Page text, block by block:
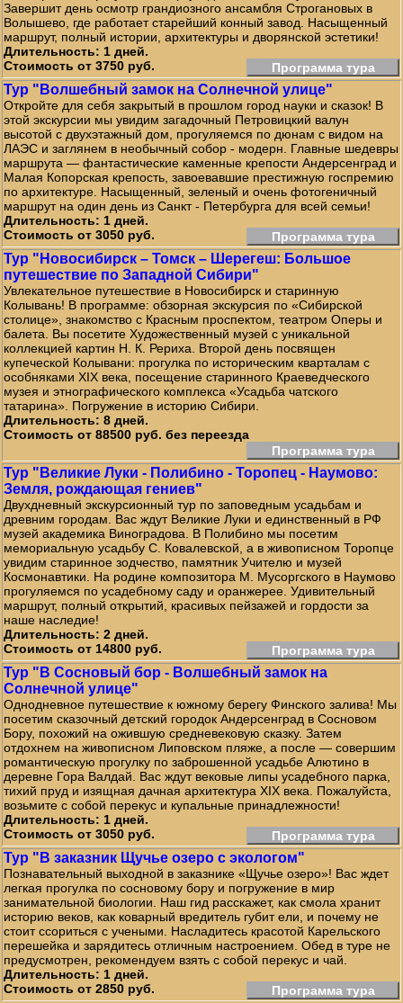
Завершит день осмотр грандиозного ансамбля Строгановых в
Волышево, где работает старейший конный завод. Насыщенный
маршрут, полный истории, архитектуры и дворянской эстетики!
Длительность: 1 дней.
Стоимость от 3750 руб.
Программа тура
Тур "Волшебный замок на Солнечной улице"
Откройте для себя закрытый в прошлом город науки и сказок! В
этой экскурсии мы увидим загадочный Петровицкий валун
высотой с двухэтажный дом, прогуляемся по дюнам с видом на
ЛАЭС и заглянем в необычный собор - модерн. Главные шедевры
маршрута — фантастические каменные крепости Андерсенград и
Малая Копорская крепость, завоевавшие престижную госпремию
по архитектуре. Насыщенный, зеленый и очень фотогеничный
маршрут на один день из Санкт - Петербурга для всей семьи!
Длительность: 1 дней.
Стоимость от 3050 руб.
Программа тура
Тур "Новосибирск – Томск – Шерегеш: Большое
путешествие по Западной Сибири"
Увлекательное путешествие в Новосибирск и старинную
Колывань! В программе: обзорная экскурсия по «Сибирской
столице», знакомство с Красным проспектом, театром Оперы и
балета. Вы посетите Художественный музей с уникальной
коллекцией картин Н. К. Рериха. Второй день посвящен
купеческой Колывани: прогулка по историческим кварталам с
особняками XIX века, посещение старинного Краеведческого
музея и этнографического комплекса «Усадьба чатского
татарина». Погружение в историю Сибири.
Длительность: 8 дней.
Стоимость от 88500 руб. без переезда
Программа тура
Тур "Великие Луки - Полибино - Торопец - Наумово:
Земля, рождающая гениев"
Двухдневный экскурсионный тур по заповедным усадьбам и
древним городам. Вас ждут Великие Луки и единственный в РФ
музей академика Виноградова. В Полибино мы посетим
мемориальную усадьбу С. Ковалевской, а в живописном Торопце
увидим старинное зодчество, памятник Учителю и музей
Космонавтики. На родине композитора М. Мусоргского в Наумово
прогуляемся по усадебному саду и оранжерее. Удивительный
маршрут, полный открытий, красивых пейзажей и гордости за
наше наследие!
Длительность: 2 дней.
Стоимость от 14800 руб.
Программа тура
Тур "В Сосновый бор - Волшебный замок на
Солнечной улице"
Однодневное путешествие к южному берегу Финского залива! Мы
посетим сказочный детский городок Андерсенград в Сосновом
Бору, похожий на ожившую средневековую сказку. Затем
отдохнем на живописном Липовском пляже, а после — совершим
романтическую прогулку по заброшенной усадьбе Алютино в
деревне Гора Валдай. Вас ждут вековые липы усадебного парка,
тихий пруд и изящная дачная архитектура XIX века. Пожалуйста,
возьмите с собой перекус и купальные принадлежности!
Длительность: 1 дней.
Стоимость от 3050 руб.
Программа тура
Тур "В заказник Щучье озеро с экологом"
Познавательный выходной в заказнике «Щучье озеро»! Вас ждет
легкая прогулка по сосновому бору и погружение в мир
занимательной биологии. Наш гид расскажет, как смола хранит
историю веков, как коварный вредитель губит ели, и почему не
стоит ссориться с учеными. Насладитесь красотой Карельского
перешейка и зарядитесь отличным настроением. Обед в туре не
предусмотрен, рекомендуем взять с собой перекус и чай.
Длительность: 1 дней.
Стоимость от 2850 руб.
Программа тура